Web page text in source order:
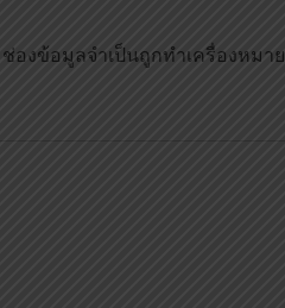
ช่องข้อมูลจำเป็นถูกทำเครื่องหมาย